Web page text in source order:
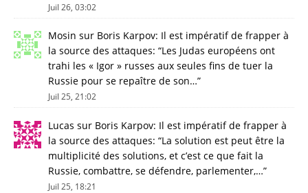
Juil 26, 03:02
Mosin sur Boris Karpov: Il est impératif de frapper à
la source des attaques: “Les Judas européens ont
trahi les « Igor » russes aux seules fins de tuer la
Russie pour se repaître de son…”
Juil 25, 21:02
Lucas sur Boris Karpov: Il est impératif de frapper à
la source des attaques: “La solution est peut être la
multiplicité des solutions, et c’est ce que fait la
Russie, combattre, se défendre, parlementer,…”
Juil 25, 18:21